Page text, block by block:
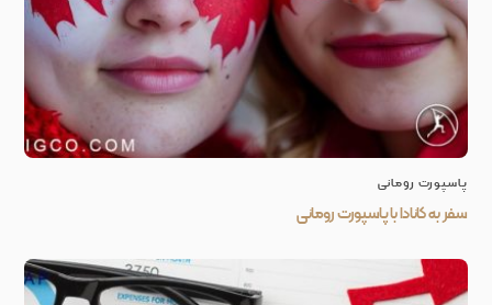
پاسپورت رومانی
سفر به کانادا با پاسپورت رومانی